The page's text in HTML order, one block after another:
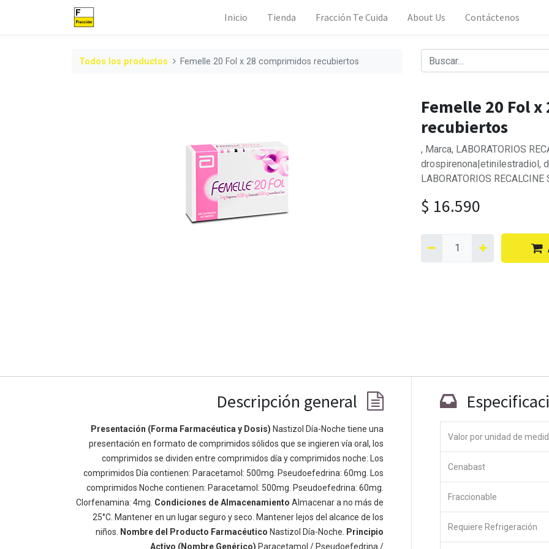
Inicio Tienda Fracción Te Cuida About Us Contáctenos
Todos los productos Femelle 20 Fol x 28 comprimidos recubiertos
Femelle 20 Fol
recubiertos
, Marca, LABORATORIOS
drospirenona|etinilestradiol,
LABORATORIOS RECALCINE
$ 16.590
Descripción general
Presentación (Forma Farmacéutica y Dosis) Nastizol Día-Noche tiene una
presentación en formato de comprimidos sólidos que se ingieren vía oral, los
comprimidos se dividen entre comprimidos día y comprimidos noche: Los
comprimidos Día contienen: Paracetamol: 500mg. Pseudoefedrina: 60mg. Los
comprimidos Noche contienen: Paracetamol: 500mg. Pseudoefedrina: 60mg.
Clorfenamina: 4mg. Condiciones de Almacenamiento Almacenar a no más de
25°C. Mantener en un lugar seguro y seco. Mantener lejos del alcance de los
niños.
Nombre del Producto Farmacéutico Nastizol Día-Noche.
Principio
Activo (Nombre Genérico) Paracetamol / Pseudoefedrina /
Valor por unidad de
Cenabast
Fraccionable
Requiere Refrigeración
Enlaces de Ínteres
Inicio
Acerca de
Productos
Servicios
Política de privacidad
Acerca de
Somos un equipo de personas apasionadas cuyo objetivo es
mejorar la vida de todos a través de productos disruptivos.
Construimos grandes productos para resolver sus problemas
de negocio. Nuestros productos están diseñados para
pequeñas y medianas empresas dispuestas a optimizar su
rendimiento.